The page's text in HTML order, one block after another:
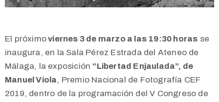
El próximoviernes 3 de marzo a las 19:30 horas se
inaugura, en la Sala Pérez Estrada del Ateneo de
Málaga, la exposición “Libertad Enjaulada”, de
Manuel Viola, Premio Nacional de Fotografía CEF
2019, dentro de la programación del V Congreso de